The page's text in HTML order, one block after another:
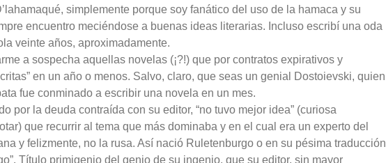
simplemente porque soy fanático del uso de la hamaca y su
encuentro meciéndose a buenas ideas literarias. Incluso escribí una oda
veinte años, aproximadamente.
a sospecha aquellas novelas (¡?!) que por contratos expirativos y
en un año o menos. Salvo, claro, que seas un genial Dostoievski, quien
fue conminado a escribir una novela en un mes.
por la deuda contraída con su editor, “no tuvo mejor idea” (curiosa
que recurrir al tema que más dominaba y en el cual era un experto del
y felizmente, no la rusa. Así nació Ruletenburgo o en su pésima traducción
Título primigenio del genio de su ingenio, que su editor, sin mayor